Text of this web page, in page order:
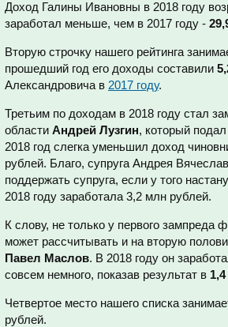
Доход Галины Ивановны в 2018 году
заработал меньше, чем в 2017 году -
Вторую строчку нашего рейтинга
прошедший год его доходы составили
Александровича в 2017 году.
Третьим по доходам в 2018 году стал
области Андрей Лузгин, который
2018 год слегка уменьшил доход
рублей. Благо, супруга Андрея
поддержать супруга, если у того
2018 году заработала 3,2 млн рублей.
К слову, не только у первого зампреда
может рассчитывать и на вторую
Павел Маслов. В 2018 году он
совсем немного, показав результат в
Четвертое место нашего списка
рублей.